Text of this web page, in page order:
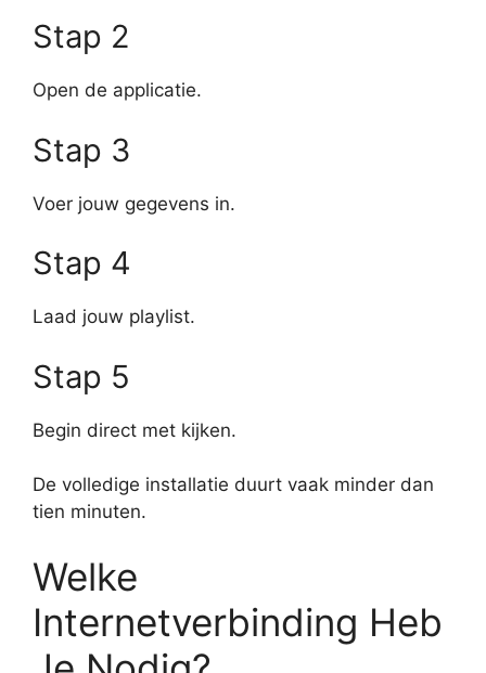
Stap 2
Open de applicatie.
Stap 3
Voer jouw gegevens in.
Stap 4
Laad jouw playlist.
Stap 5
Begin direct met kijken.
De volledige installatie duurt vaak minder dan
tien minuten.
Welke
Internetverbinding Heb